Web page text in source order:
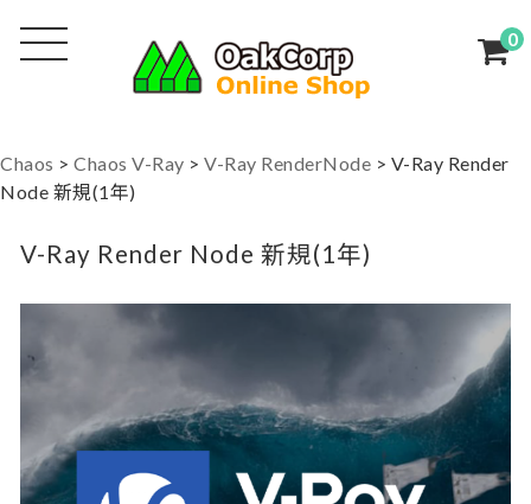
0
Chaos > Chaos V-Ray > V-Ray RenderNode > V-Ray Render
Node 新規(1年)
V-Ray Render Node 新規(1年)